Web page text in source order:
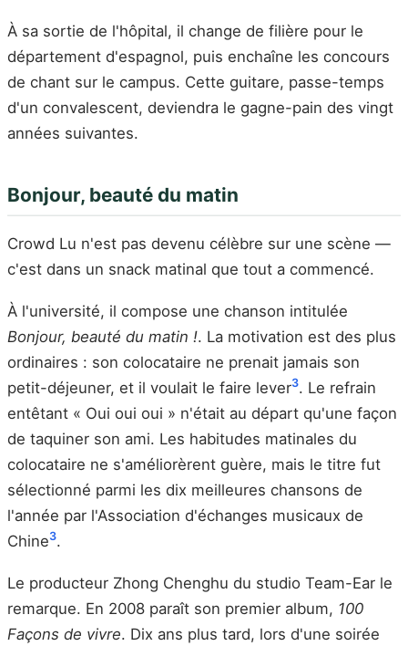
À sa sortie de l'hôpital, il change de filière pour le
département d'espagnol, puis enchaîne les concours
de chant sur le campus. Cette guitare, passe-temps
d'un convalescent, deviendra le gagne-pain des vingt
années suivantes.
Bonjour, beauté du matin
Crowd Lu n'est pas devenu célèbre sur une scène —
c'est dans un snack matinal que tout a commencé.
À l'université, il compose une chanson intitulée
Bonjour, beauté du matin !. La motivation est des plus
ordinaires : son colocataire ne prenait jamais son
petit-déjeuner, et il voulait le faire lever3. Le refrain
entêtant « Oui oui oui » n'était au départ qu'une façon
de taquiner son ami. Les habitudes matinales du
colocataire ne s'améliorèrent guère, mais le titre fut
sélectionné parmi les dix meilleures chansons de
l'année par l'Association d'échanges musicaux de
Chine3.
Le producteur Zhong Chenghu du studio Team-Ear le
remarque. En 2008 paraît son premier album, 100
Façons de vivre. Dix ans plus tard, lors d'une soirée